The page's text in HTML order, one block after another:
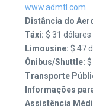
www.admtl.com
Distância do
Táxi: $ 31
Limousine: $ 47
Ônibus/Shuttle:
Transporte
Informações
Assistência